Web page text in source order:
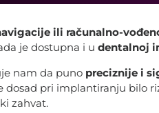
ili računalno-
je dostupna i u dentalnoj
nam da puno preciznije i
dosad pri implantiranju bilo
zahvat.